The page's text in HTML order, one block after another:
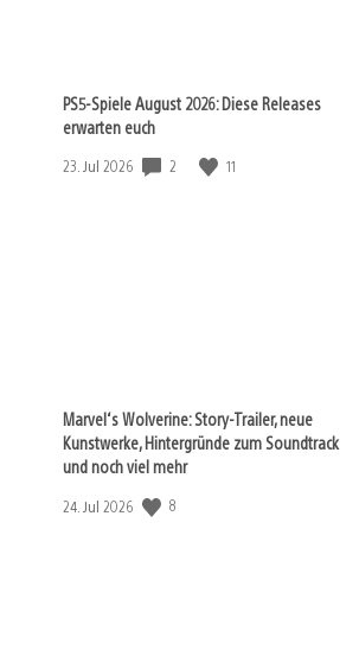
download
PS5-Spiele August 2026: Diese Releases
erwarten euch
Veröffentlichungsdatum:
23. Jul 2026 2 11
Marvel‘s Wolverine: Story-Trailer, neue
Kunstwerke, Hintergründe zum Soundtrack
und noch viel mehr
Veröffentlichungsdatum:
24. Jul 2026 8